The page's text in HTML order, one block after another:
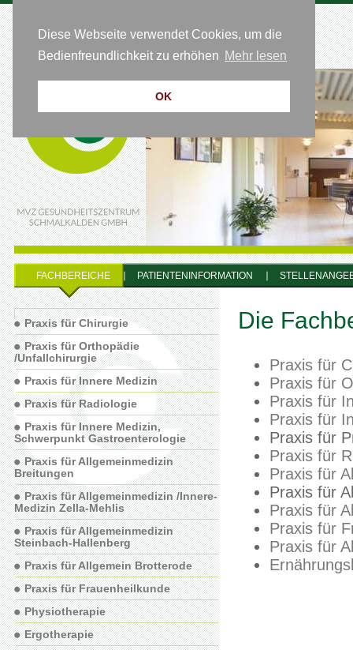
Diese Webseite verwendet Cookies, um die
Bedienfreundlichkeit zu erhöhen Mehr lesen
OK
HOTLINE 0 36 83 - 64 54 50
FACHBEREICHE PATIENTENINFORMATION
Die
Praxis für
Praxis für
Praxis für
Praxis für
Praxis für
Praxis für
Praxis für
Praxis für
Praxis für
Praxis für
Praxis für
Praxis für Chirurgie
Praxis für Orthopädie
/Unfallchirurgie
Praxis für Innere Medizin
Praxis für Radiologie
Praxis für Innere Medizin,
Schwerpunkt Gastroenterologie
Praxis für Allgemeinmedizin
Breitungen
Praxis für Allgemeinmedizin /Innere-
Medizin Zella-Mehlis
Praxis für Allgemeinmedizin
Steinbach-Hallenberg
Praxis für Allgemein Brotterode
Praxis für Frauenheilkunde
Physiotherapie
Ergotherapie